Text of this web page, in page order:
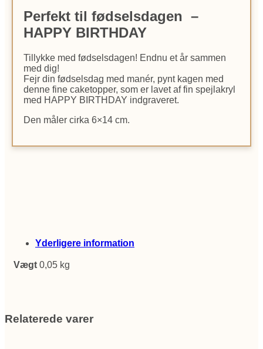
Perfekt til fødselsdagen –
HAPPY BIRTHDAY
Tillykke med fødselsdagen! Endnu et år sammen
med dig!
Fejr din fødselsdag med manér, pynt kagen med
denne fine caketopper, som er lavet af fin spejlakryl
med HAPPY BIRTHDAY indgraveret.
Den måler cirka 6×14 cm.
Yderligere information
Vægt 0,05 kg
Relaterede varer